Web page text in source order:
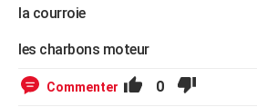
FORUM
Bricolage
Lifestyle
Culture
Sport
Auto
Television
Voyage
Cinema
la courroie
les charbons moteur
Commenter 0